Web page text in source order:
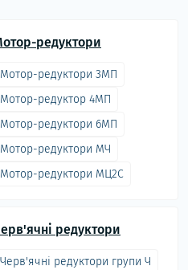
редуктори
Мотор-редуктори 3МП
Мотор-редуктор 4МП
Мотор-редуктори 6МП
Мотор-редуктори МЧ
Мотор-редуктори МЦ2С
редуктори
Черв'ячні редуктори групи Ч